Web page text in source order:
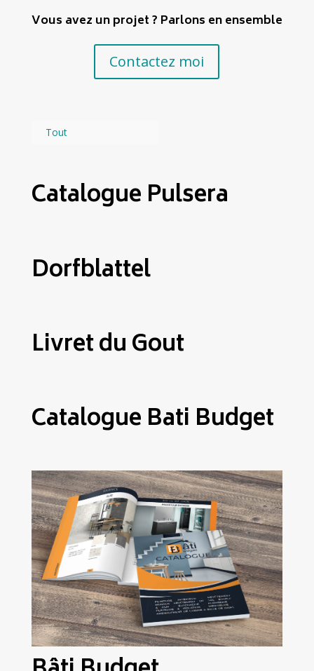
Vous avez un projet ? Parlons en ensemble
Contactez moi
Tout
Catalogue Pulsera
Dorfblattel
Livret du Gout
Catalogue Bati Budget